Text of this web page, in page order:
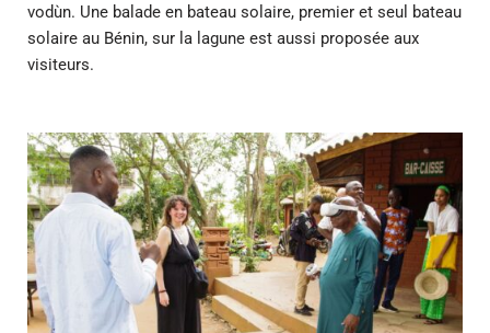
vodùn. Une balade en bateau solaire, premier et seul bateau
solaire au Bénin, sur la lagune est aussi proposée aux
visiteurs.